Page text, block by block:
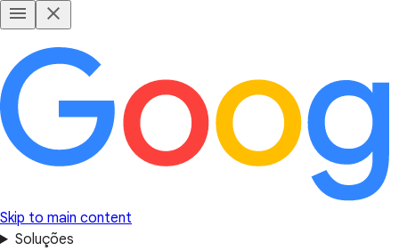
Skip to main content
Soluções